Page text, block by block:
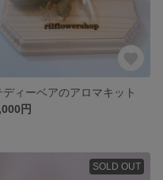
ディーベアのアロマキット
円
SOLD OUT